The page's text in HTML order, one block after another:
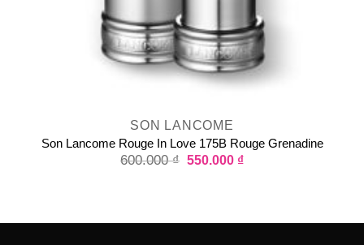
SON LANCOME
Son Lancome Rouge In Love 175B Rouge Grenadine
600.000₫ 550.000 ₫